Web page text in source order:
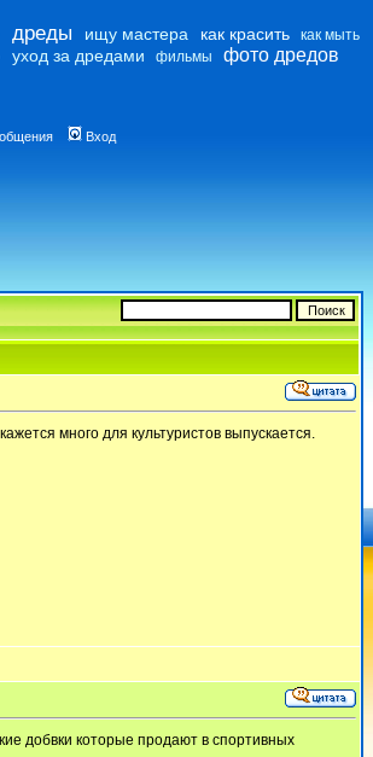
дреды ищу мастера как красить как мыть
уход за дредами фильмы фото дредов
Вход
много для культуристов выпускается.
добвки которые продают в спортивных